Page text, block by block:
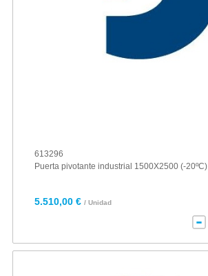
613296
Puerta pivotante industrial 1500X2500 (-20ºC)
5.510,00 € / Unidad